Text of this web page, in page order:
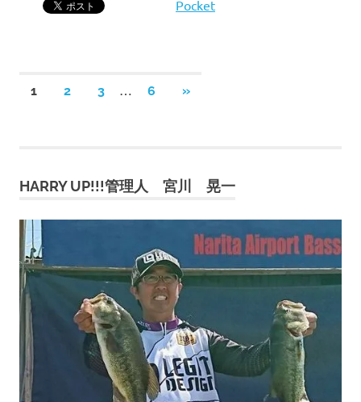
Pocket
投
ペ
ー
ジ
送
り
1 2 3 … 6
次
»
HARRY UP!!!管理人 宮川 晃一